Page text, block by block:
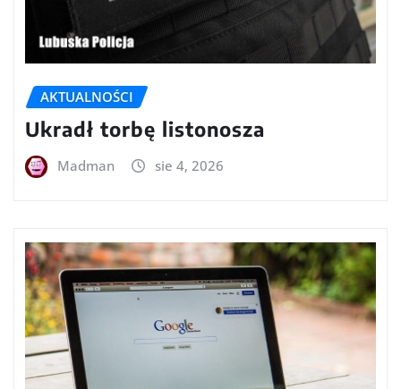
AKTUALNOŚCI
Ukradł torbę listonosza
Madman sie 4, 2026